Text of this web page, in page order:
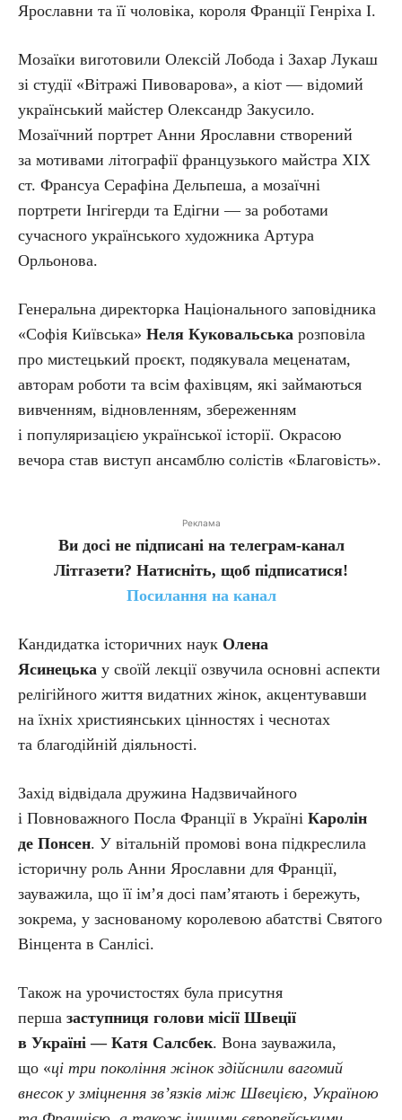
Ярославни та її чоловіка, короля Франції Генріха I.
Мозаїки виготовили Олексій Лобода і Захар Лукаш
зі студії «Вітражі Пивоварова», а кіот — відомий
український майстер Олександр Закусило.
Мозаїчний портрет Анни Ярославни створений
за мотивами літографії французького майстра ХІХ
ст. Франсуа Серафіна Дельпеша, а мозаїчні
портрети Інгігерди та Едігни — за роботами
сучасного українського художника Артура
Орльонова.
Генеральна директорка Національного заповідника
«Софія Київська» Неля Куковальська розповіла
про мистецький проєкт, подякувала меценатам,
авторам роботи та всім фахівцям, які займаються
вивченням, відновленням, збереженням
і популяризацією української історії. Окрасою
вечора став виступ ансамблю солістів «Благовість».
Реклама
Ви досі не підписані на телеграм-канал
Літгазети? Натисніть, щоб підписатися!
Посилання на канал
Кандидатка історичних наук Олена
Ясинецька у своїй лекції озвучила основні аспекти
релігійного життя видатних жінок, акцентувавши
на їхніх християнських цінностях і чеснотах
та благодійній діяльності.
Захід відвідала дружина Надзвичайного
і Повноважного Посла Франції в Україні Каролін
де Понсен. У вітальній промові вона підкреслила
історичну роль Анни Ярославни для Франції,
зауважила, що її ім’я досі пам’ятають і бережуть,
зокрема, у заснованому королевою абатстві Святого
Вінцента в Санлісі.
Також на урочистостях була присутня
перша заступниця голови місії Швеції
в Україні — Катя Салсбек. Вона зауважила,
що «ці три покоління жінок здійснили вагомий
внесок у зміцнення зв’язків між Швецією, Україною